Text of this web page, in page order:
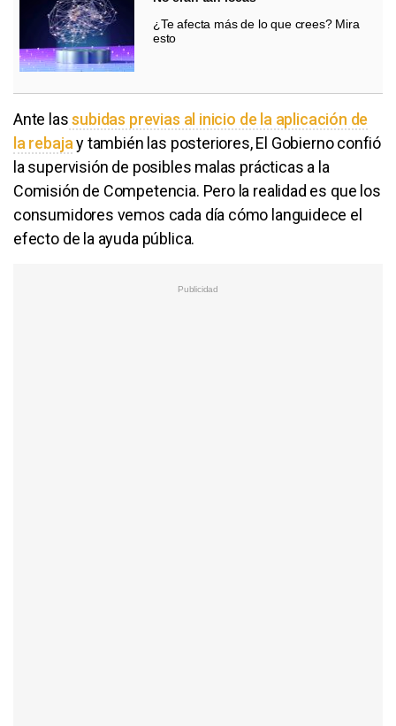
¿Te afecta más de lo que crees? Mira
esto
Ante lassubidas previas al inicio de la aplicación de
la rebajay también las posteriores, El Gobierno confió
la supervisión de posibles malas prácticas a la
Comisión de Competencia. Pero la realidad es que los
consumidores vemos cada día cómo languidece el
efecto de la ayuda pública.